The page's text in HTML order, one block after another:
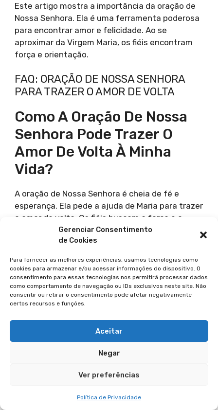
Gerenciar Consentimento
de Cookies
Para fornecer as melhores experiências, usamos tecnologias como
cookies para armazenar e/ou acessar informações do dispositivo. O
consentimento para essas tecnologias nos permitirá processar dados
como comportamento de navegação ou IDs exclusivos neste site. Não
consentir ou retirar o consentimento pode afetar negativamente
certos recursos e funções.
Aceitar
Negar
Ver preferências
Política de Privacidade
Este artigo mostra a importância da oração de
Nossa Senhora. Ela é uma ferramenta poderosa
para encontrar amor e felicidade. Ao se
aproximar da Virgem Maria, os fiéis encontram
força e orientação.
FAQ: ORAÇÃO DE NOSSA SENHORA
PARA TRAZER O AMOR DE VOLTA
Como A Oração De Nossa
Senhora Pode Trazer O
Amor De Volta À Minha
Vida?
A oração de Nossa Senhora é cheia de fé e
esperança. Ela pede a ajuda de Maria para trazer
o amor de volta. Os fiéis buscam a força e o
amor de Maria para superar dificuldades e
reconstruir laços.
Por Que A Fé Em Nossa
Senhora É Fundamental
Para Os Católicos?
A fé em Nossa Senhora é muito importante para
os católicos. Eles acreditam que Maria pode
resolver problemas difíceis. Os devotos veem
O Que Significa A Oração